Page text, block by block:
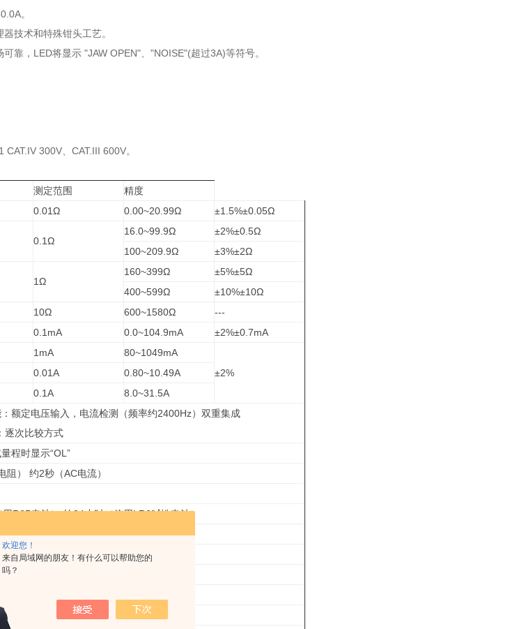
欢迎您！
来自局域网的朋友！有什么可以帮助您的
吗？
。
技术和特殊钳头工艺。
靠，LED将显示 "JAW OPEN"、"NOISE"(超过3A)等符号。
300V、CAT.III 600V。
测定范围 精度
0.01Ω 0.00~20.99Ω ±1.5%±0.05Ω
0.1Ω
16.0~99.9Ω
±2%±0.5Ω
100~209.9Ω
±3%±2Ω
1Ω
160~399Ω
±5%±5Ω
400~599Ω
±10%±10Ω
10Ω 600~1580Ω ---
0.1mA 0.0~104.9mA
±2%±0.7mA
1mA
80~1049mA
±2%
0.01A
0.80~10.49A
0.1A 8.0~31.5A
额定电压输入，电流检测（频率约2400Hz）双重集成
逐次比较方式
程时显示“OL”
阻） 约2秒（AC电流）
R6P电池） 约24小时（使用LR6碱性电池）
100mA）
AA锰电池）×4或LR6（AA碱性电池）×4
约10分钟自动关机
300V 污染度2
钳口密合部与外箱间（钳口除外）